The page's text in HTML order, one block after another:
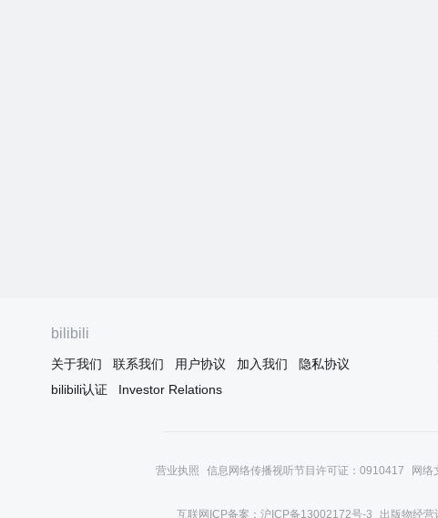
bilibili
关于我们 联系我们 用户协议 加入我们
隐私协议
bilibili认证
Investor Relations
营业执照 信息网络传播视听节目许可证：0910417 网络
互联网ICP备案：沪ICP备13002172号-3
出版物经